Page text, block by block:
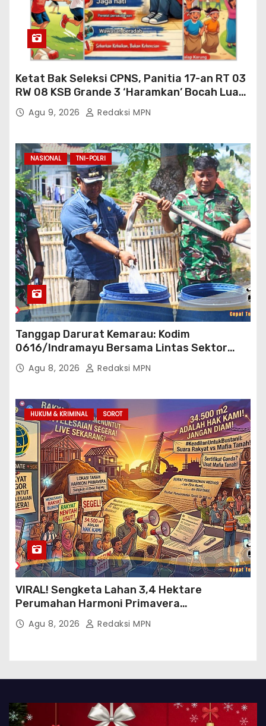
Ketat Bak Seleksi CPNS, Panitia 17-an RT 03
RW 08 KSB Grande 3 ‘Haramkan’ Bocah Luar
RT Ikut Lomba
Agu 9, 2026 Redaksi MPN
NASIONAL TNI-POLRI
Tanggap Darurat Kemarau: Kodim
0616/Indramayu Bersama Lintas Sektor
Garap Bantuan Air Bersih Bertahap
Agu 8, 2026 Redaksi MPN
HUKUM & KRIMINAL SOROT
VIRAL! Sengketa Lahan 3,4 Hektare
Perumahan Harmoni Primavera
Klapanunggal, GMPRI Bogor Minta Menteri
Perumahan Blacklist PT BTC
Agu 8, 2026 Redaksi MPN